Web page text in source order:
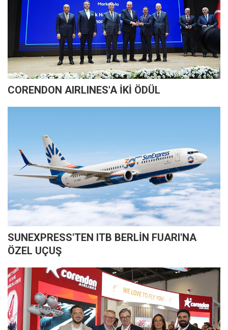
CORENDON AIRLINES'A İKİ ÖDÜL
SUNEXPRESS'TEN ITB BERLİN FUARI'NA
ÖZEL UÇUŞ